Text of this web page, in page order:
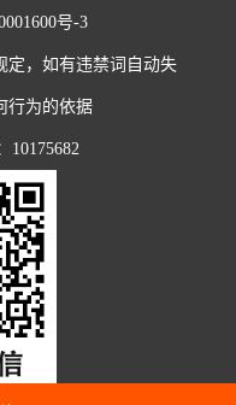
号-3
定，如有违禁词自动失
行为的依据
10175682